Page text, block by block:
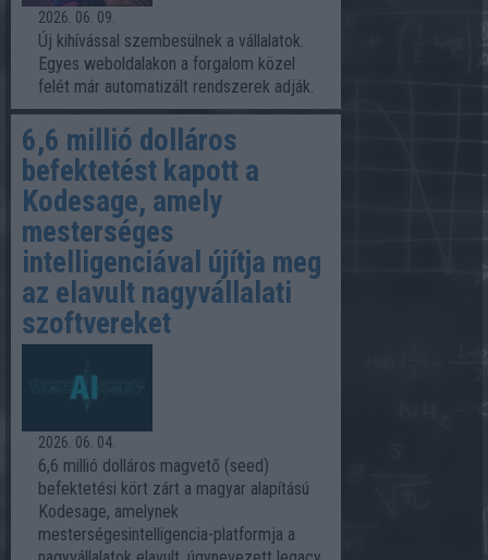
2026. 06. 09.
Új kihívással szembesülnek a vállalatok.
Egyes weboldalakon a forgalom közel
felét már automatizált rendszerek adják.
6,6 millió dolláros
befektetést kapott a
Kodesage, amely
mesterséges
intelligenciával újítja meg
az elavult nagyvállalati
szoftvereket
2026. 06. 04.
6,6 millió dolláros magvető (seed)
befektetési kört zárt a magyar alapítású
Kodesage, amelynek
mesterségesintelligencia-platformja a